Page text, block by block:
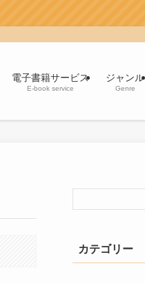
電子書籍サービス
E-book service
ジャンル
Genre
カテゴリー